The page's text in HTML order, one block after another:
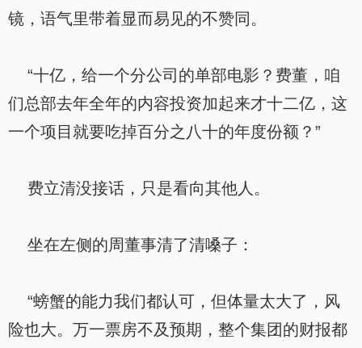
镜，语气里带着显而易见的不赞同。
“十亿，给一个分公司的单部电影？费董，咱
们总部去年全年的内容投资加起来才十二亿，这
一个项目就要吃掉百分之八十的年度份额？”
费立清没接话，只是看向其他人。
坐在左侧的周董事清了清嗓子：
“螃蟹的能力我们都认可，但体量太大了，风
险也大。万一票房不及预期，整个集团的财报都